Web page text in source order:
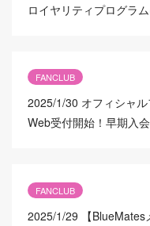
ロイヤリティプログラ
FANCLUB
2025/1/30 オフィシャ
Web受付開始！早期入
FANCLUB
2025/1/29
【